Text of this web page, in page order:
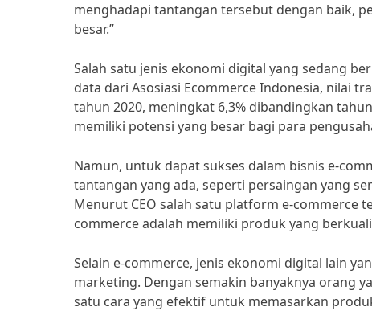
menghadapi tantangan tersebut dengan baik,
besar.”
Salah satu jenis ekonomi digital yang sedang
data dari Asosiasi Ecommerce Indonesia, nilai
tahun 2020, meningkat 6,3% dibandingkan
memiliki potensi yang besar bagi para
Namun, untuk dapat sukses dalam bisnis e-
tantangan yang ada, seperti persaingan yang
Menurut CEO salah satu platform e-commerce
commerce adalah memiliki produk yang
Selain e-commerce, jenis ekonomi digital lain
marketing. Dengan semakin banyaknya orang
satu cara yang efektif untuk memasarkan